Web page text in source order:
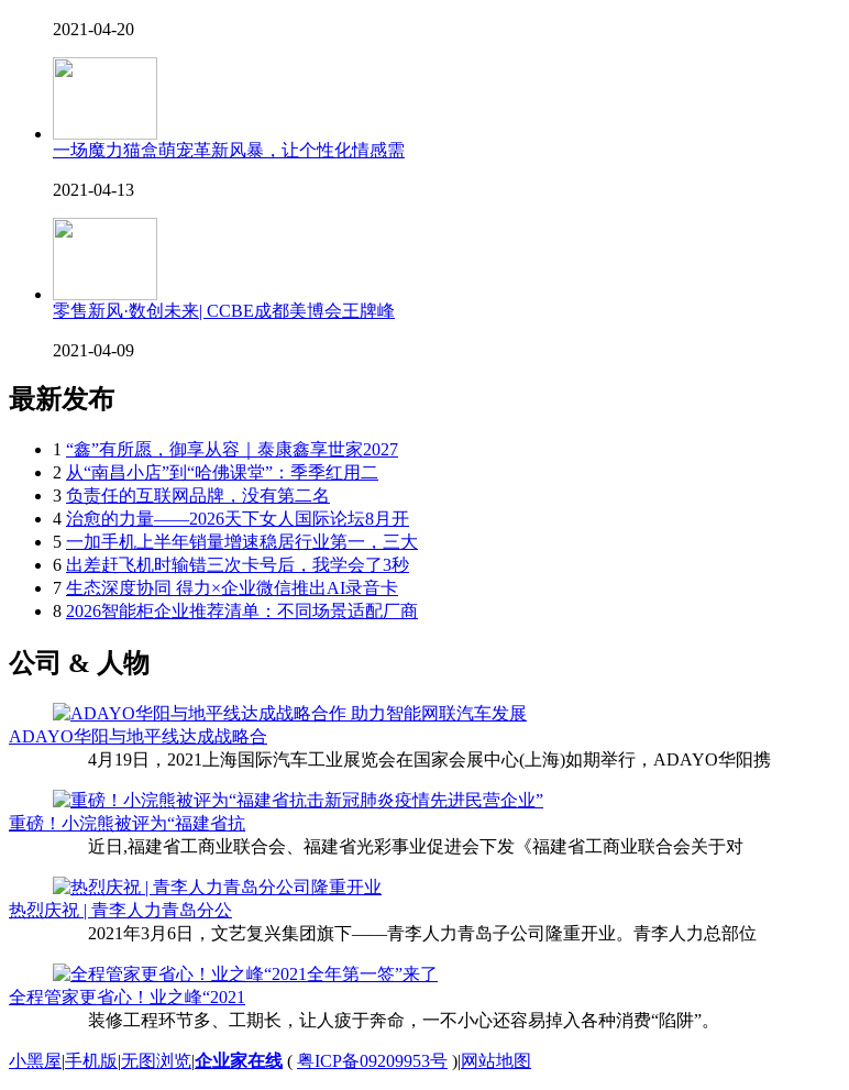
2021-04-20
一场魔力猫盒萌宠革新风暴，让个性化情感需
2021-04-13
零售新风·数创未来| CCBE成都美博会王牌峰
2021-04-09
最新发布
1 “鑫”有所愿，御享从容｜泰康鑫享世家2027
2 从“南昌小店”到“哈佛课堂”：季季红用二
3 负责任的互联网品牌，没有第二名
4 治愈的力量——2026天下女人国际论坛8月开
5 一加手机上半年销量增速稳居行业第一，三大
6 出差赶飞机时输错三次卡号后，我学会了3秒
7 生态深度协同 得力×企业微信推出AI录音卡
8 2026智能柜企业推荐清单：不同场景适配厂商
公司 & 人物
ADAYO华阳与地平线达成战略合
4月19日，2021上海国际汽车工业展览会在国家会展中心(上海)如期举行，ADAYO华阳携
重磅！小浣熊被评为“福建省抗
近日,福建省工商业联合会、福建省光彩事业促进会下发《福建省工商业联合会关于对
热烈庆祝 | 青李人力青岛分公
2021年3月6日，文艺复兴集团旗下——青李人力青岛子公司隆重开业。青李人力总部位
全程管家更省心！业之峰“2021
装修工程环节多、工期长，让人疲于奔命，一不小心还容易掉入各种消费“陷阱”。
小黑屋|手机版|无图浏览|企业家在线 ( 粤ICP备09209953号 )|网站地图